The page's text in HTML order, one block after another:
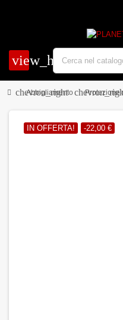
view_headline
chevron_right
Abbigliamento Protezione
IN OFFERTA! -22,00 €